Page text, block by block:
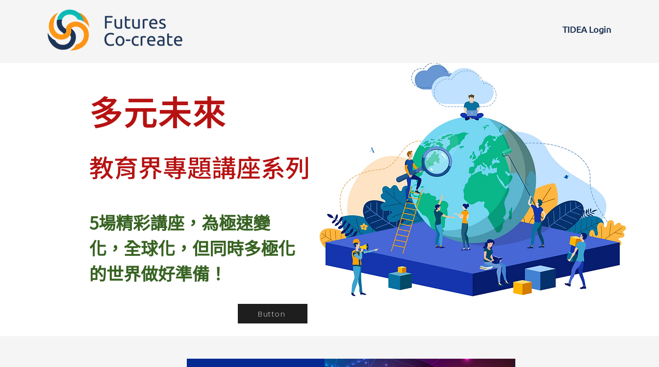
TIDEA Login
多元未來
教育界專題講座系列
5場精彩講座， 為極速變
化，全球化，但同時多極化
的世界做好準備！
Button